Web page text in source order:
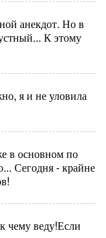
анекдот. Но в
К этому
я и не уловила
в основном по
Сегодня - крайне
чему веду!Если